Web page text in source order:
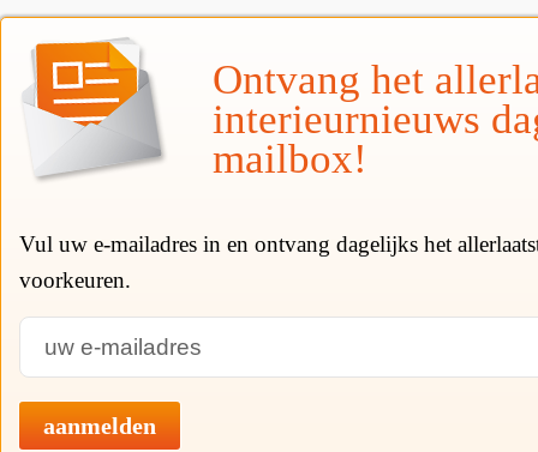
Ontvang het
interieurnieuws
mailbox!
Vul uw e-mailadres in en ontvang dagelijks het
voorkeuren.
aanmelden